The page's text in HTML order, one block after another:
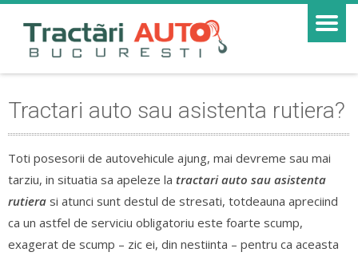
Tractari auto sau asistenta rutiera?
Toti posesorii de autovehicule ajung, mai devreme sau mai
tarziu, in situatia sa apeleze la tractari auto sau asistenta
rutiera si atunci sunt destul de stresati, totdeauna apreciind
ca un astfel de serviciu obligatoriu este foarte scump,
exagerat de scump – zic ei, din nestiinta – pentru ca aceasta